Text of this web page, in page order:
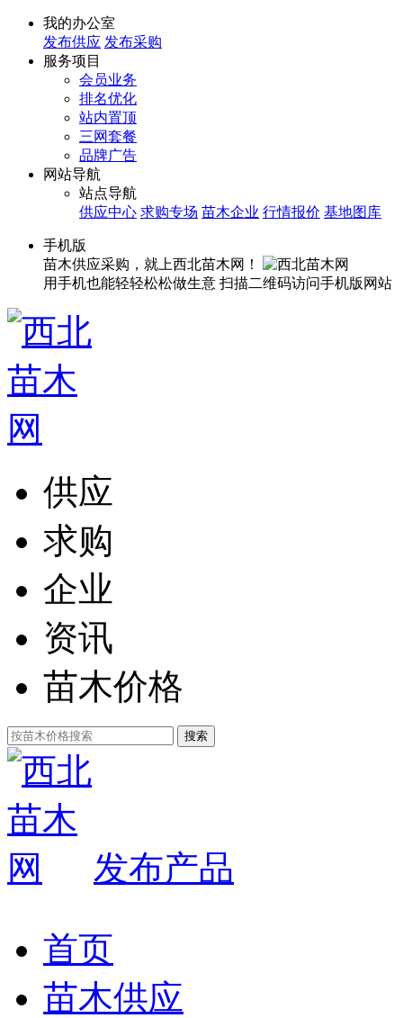
我的办公室
发布供应 发布采购
服务项目
会员业务
排名优化
站内置顶
三网套餐
品牌广告
网站导航
站点导航
供应中心 求购专场 苗木企业 行情报价 基地图库
手机版
苗木供应采购，就上西北苗木网！
用手机也能轻轻松松做生意 扫描二维码访问手机版网站
供应
求购
企业
资讯
苗木价格
发布产品
首页
苗木供应